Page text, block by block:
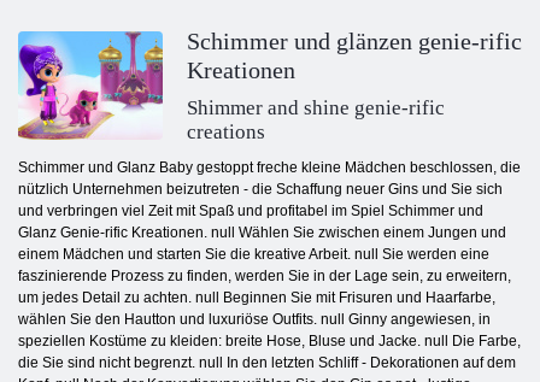
Schimmer und glänzen genie-rific
Kreationen
Shimmer and shine genie-rific
creations
Schimmer und Glanz Baby gestoppt freche kleine Mädchen beschlossen, die
nützlich Unternehmen beizutreten - die Schaffung neuer Gins und Sie sich
und verbringen viel Zeit mit Spaß und profitabel im Spiel Schimmer und
Glanz Genie-rific Kreationen. null Wählen Sie zwischen einem Jungen und
einem Mädchen und starten Sie die kreative Arbeit. null Sie werden eine
faszinierende Prozess zu finden, werden Sie in der Lage sein, zu erweitern,
um jedes Detail zu achten. null Beginnen Sie mit Frisuren und Haarfarbe,
wählen Sie den Hautton und luxuriöse Outfits. null Ginny angewiesen, in
speziellen Kostüme zu kleiden: breite Hose, Bluse und Jacke. null Die Farbe,
die Sie sind nicht begrenzt. null In den letzten Schliff - Dekorationen auf dem